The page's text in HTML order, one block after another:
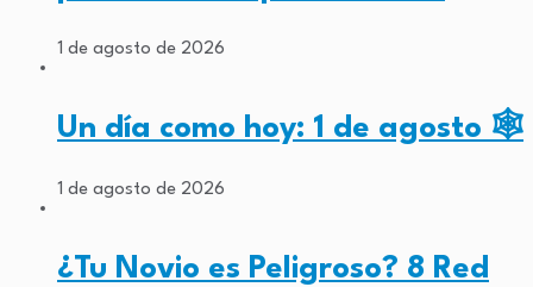
1 de agosto de 2026
Un día como hoy: 1 de agosto 🕸️
1 de agosto de 2026
¿Tu Novio es Peligroso? 8 Red